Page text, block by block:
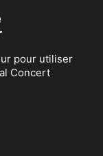
pour utiliser
Concert